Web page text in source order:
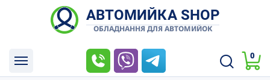
АВТОМИЙКА SHOP
ОБЛАДНАННЯ ДЛЯ АВТОМИЙОК
0